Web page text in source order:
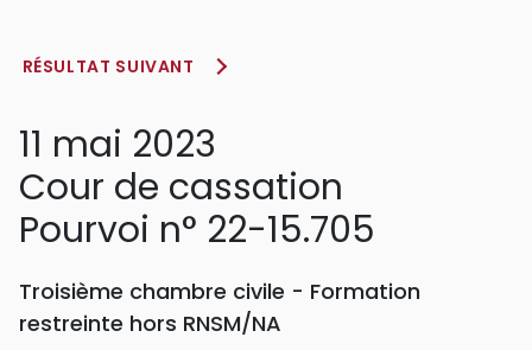
RÉSULTAT SUIVANT
11 mai 2023
Cour de cassation
Pourvoi n° 22-15.705
Troisième chambre civile - Formation
restreinte hors RNSM/NA